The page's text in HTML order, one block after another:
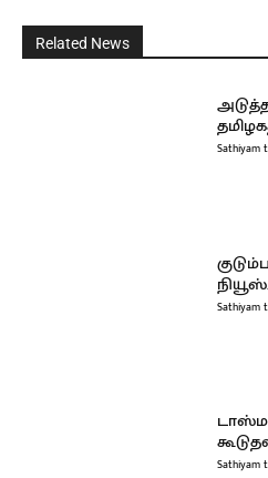
Related News
Sathiyam
Sathiyam
Sathiyam